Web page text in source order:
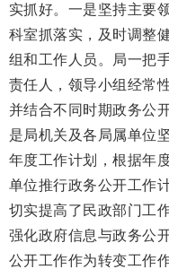
实抓好。一是坚持主要
科室抓落实，及时调整
组和工作人员。局一把
责任人，领导小组经常
并结合不同时期政务公
是局机关及各局属单位
年度工作计划，根据年
单位推行政务公开工作
切实提高了民政部门工
强化政府信息与政务公
公开工作作为转变工作